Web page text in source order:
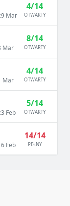
Mar
4/14
OTWARTY
Mar
8/14
OTWARTY
Mar
4/14
OTWARTY
Feb
5/14
OTWARTY
Feb
14/14
PEŁNY